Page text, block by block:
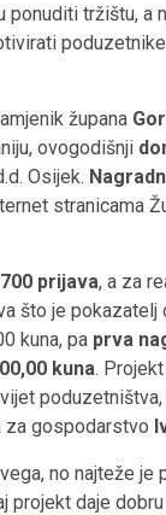
tržištu, a
župana
ovogodišnji
Osijek.
stranicama
700 prijava, a za
što je
kuna, pa prva
kuna.
za gospodarstvo
no najteže je
projekt daje